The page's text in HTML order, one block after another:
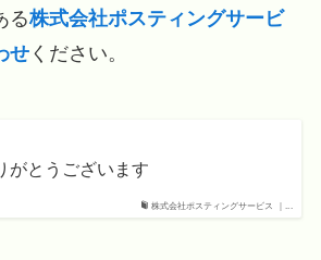
る株式会社ポスティングサービ
せください。
株式会社ポスティングサービス ｜...
がとうございます